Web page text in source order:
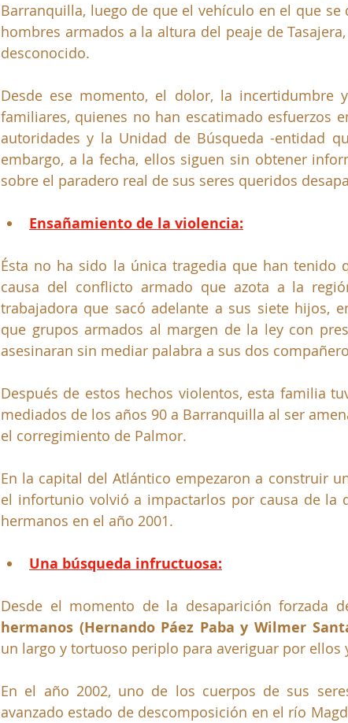
Barranquilla, luego de que el vehículo en el que
hombres armados a la altura del peaje de
desconocido.
Desde ese momento, el dolor, la incertidumbre
familiares, quienes no han escatimado esfuerzos
autoridades y la Unidad de Búsqueda -entidad
embargo, a la fecha, ellos siguen sin obtener
sobre el paradero real de sus seres queridos
Ensañamiento de la violencia:
Ésta no ha sido la única tragedia que han tenido
causa del conflicto armado que azota a la
trabajadora que sacó adelante a sus siete hijos,
que grupos armados al margen de la ley con
asesinaran sin mediar palabra a sus dos
Después de estos hechos violentos, esta familia
mediados de los años 90 a Barranquilla al ser
el corregimiento de Palmor.
En la capital del Atlántico empezaron a construir
el infortunio volvió a impactarlos por causa de la
hermanos en el año 2001.
Una búsqueda infructuosa:
Desde el momento de la desaparición forzada
hermanos (Hernando Páez Paba y Wilmer
un largo y tortuoso periplo para averiguar por ellos
En el año 2002, uno de los cuerpos de sus
avanzado estado de descomposición en el río